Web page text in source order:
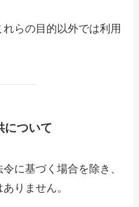
らの目的以外では利用
について
に基づく場合を除き、
りません。